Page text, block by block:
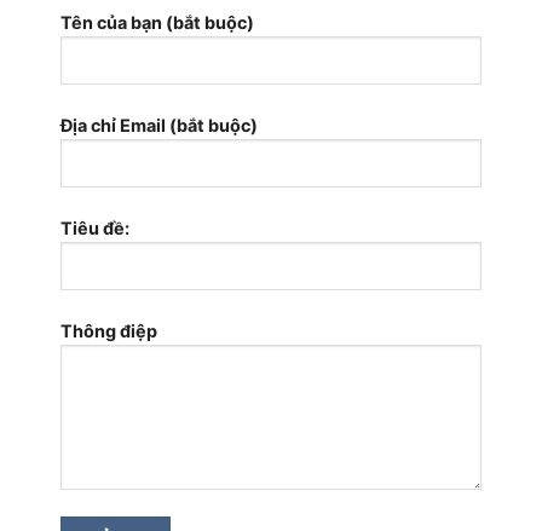
Tên của bạn (bắt buộc)
Địa chỉ Email (bắt buộc)
Tiêu đề:
Thông điệp